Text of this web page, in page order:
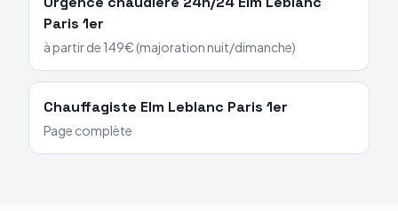
Paris 1er
à partir de 149€ (majoration nuit/dimanche)
Chauffagiste Elm Leblanc Paris 1er
Page complète